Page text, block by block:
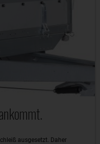
ausgesetzt. Daher